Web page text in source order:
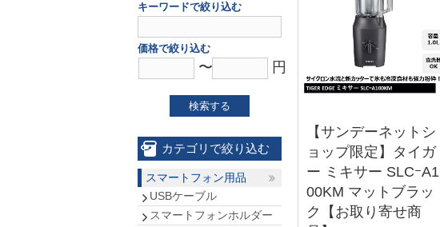
【サンデーネットシ
ョップ限定】タイガ
ー ミキサー SLCｰA1
00KM マットブラッ
ク【お取り寄せ商
キーワードで絞り込む
価格で絞り込む
〜 円
検索する
カテゴリで絞り込む
スマートフォン用品
USBケーブル
スマートフォンホルダー